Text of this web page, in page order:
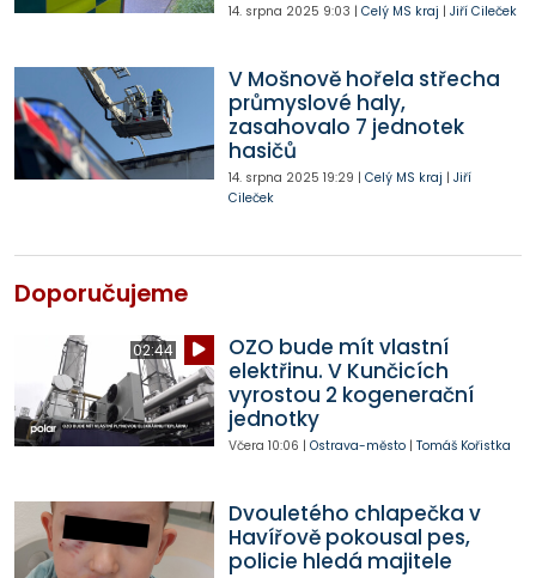
14. srpna 2025 9:03 | Celý MS kraj | Jiří Cileček
V Mošnově hořela střecha
průmyslové haly,
zasahovalo 7 jednotek
hasičů
14. srpna 2025 19:29 | Celý MS kraj | Jiří
Cileček
Doporučujeme
02:44
OZO bude mít vlastní
elektřinu. V Kunčicích
vyrostou 2 kogenerační
jednotky
Včera 10:06 | Ostrava-město| Tomáš Kořistka
Dvouletého chlapečka v
Havířově pokousal pes,
policie hledá majitele